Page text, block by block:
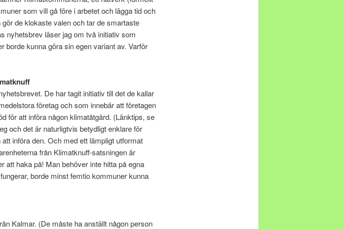
som vill gå före i arbetet och lägga tid och
de klokaste valen och tar de smartaste
nyhetsbrev läser jag om två initiativ som
kunna göra sin egen variant av. Varför
De har tagit initiativ till det de kallar
företag och som innebär att företagen
för att införa någon klimatåtgärd. (Länktips, se
och det är naturligtvis betydligt enklare för
införa den. Och med ett lämpligt utformat
från Klimatknuff-satsningen är
att haka på! Man behöver inte hitta på egna
borde minst femtio kommuner kunna
Kalmar. (De måste ha anställt någon person